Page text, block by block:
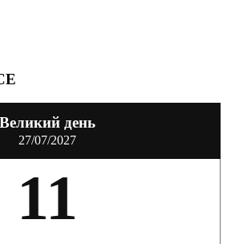
Великий день
27/07/2027
11